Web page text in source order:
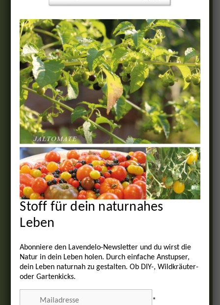
Wir & Team
Stoff für dein naturnahes
Leben
Abonniere den Lavendelo-Newsletter und du wirst die
Natur in dein Leben holen. Durch einfache Anstupser,
dein Leben naturnah zu gestalten. Ob DIY-, Wildkräuter-
oder Gartenkicks.
*